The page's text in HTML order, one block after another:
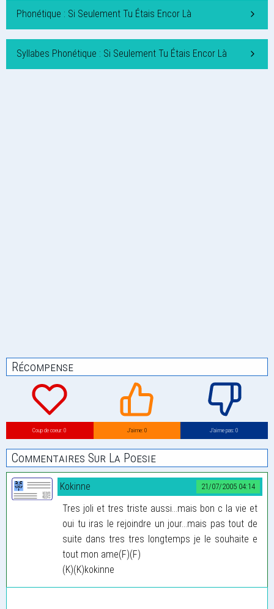
Phonétique : Si Seulement Tu Étais Encor Là
Syllabes Phonétique : Si Seulement Tu Étais Encor Là
Récompense
Coup de coeur: 0 J’aime: 0 J’aime pas: 0
Commentaires Sur La Poesie
21/07/2005 04:14
Kokinne
Tres joli et tres triste aussi...mais bon c la vie et
oui tu iras le rejoindre un jour...mais pas tout de
suite dans tres tres longtemps je le souhaite e
tout mon ame(F)(F)
(K)(K)kokinne